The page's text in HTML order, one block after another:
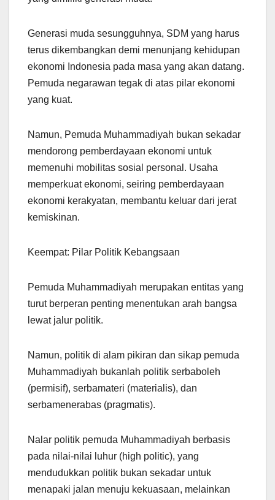
Generasi muda sesungguhnya, SDM yang harus
terus dikembangkan demi menunjang kehidupan
ekonomi Indonesia pada masa yang akan datang.
Pemuda negarawan tegak di atas pilar ekonomi
yang kuat.
Namun, Pemuda Muhammadiyah bukan sekadar
mendorong pemberdayaan ekonomi untuk
memenuhi mobilitas sosial personal. Usaha
memperkuat ekonomi, seiring pemberdayaan
ekonomi kerakyatan, membantu keluar dari jerat
kemiskinan.
Keempat: Pilar Politik Kebangsaan
Pemuda Muhammadiyah merupakan entitas yang
turut berperan penting menentukan arah bangsa
lewat jalur politik.
Namun, politik di alam pikiran dan sikap pemuda
Muhammadiyah bukanlah politik serbaboleh
(permisif), serbamateri (materialis), dan
serbamenerabas (pragmatis).
Nalar politik pemuda Muhammadiyah berbasis
pada nilai-nilai luhur (high politic), yang
mendudukkan politik bukan sekadar untuk
menapaki jalan menuju kekuasaan, melainkan